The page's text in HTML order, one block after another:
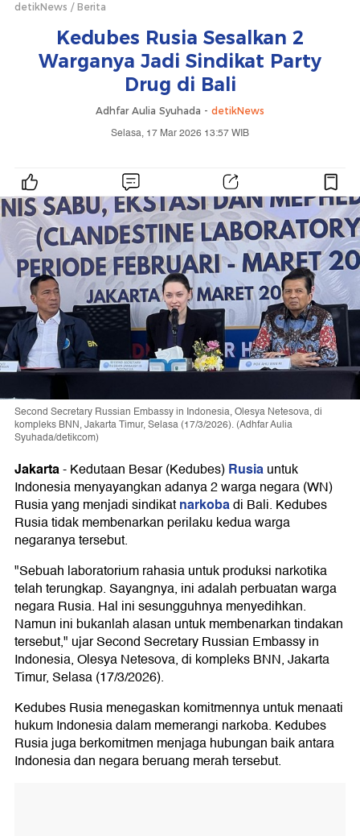
detikNews Berita
Kedubes Rusia Sesalkan 2
Warganya Jadi Sindikat Party
Drug di Bali
Adhfar Aulia Syuhada - detikNews
Selasa, 17 Mar 2026 13:57 WIB
Second Secretary Russian Embassy in Indonesia, Olesya Netesova, di
kompleks BNN, Jakarta Timur, Selasa (17/3/2026). (Adhfar Aulia
Syuhada/detikcom)
Jakarta-Kedutaan Besar (Kedubes)Rusiauntuk
Indonesia menyayangkan adanya 2 warga negara (WN)
Rusia yang menjadi sindikatnarkobadi Bali. Kedubes
Rusia tidak membenarkan perilaku kedua warga
negaranya tersebut.
"Sebuah laboratorium rahasia untuk produksi narkotika
telah terungkap. Sayangnya, ini adalah perbuatan warga
negara Rusia. Hal ini sesungguhnya menyedihkan.
Namun ini bukanlah alasan untuk membenarkan tindakan
tersebut," ujar Second Secretary Russian Embassy in
Indonesia, Olesya Netesova, di kompleks BNN, Jakarta
Timur, Selasa (17/3/2026).
Kedubes Rusia menegaskan komitmennya untuk menaati
hukum Indonesia dalam memerangi narkoba. Kedubes
Rusia juga berkomitmen menjaga hubungan baik antara
Indonesia dan negara beruang merah tersebut.